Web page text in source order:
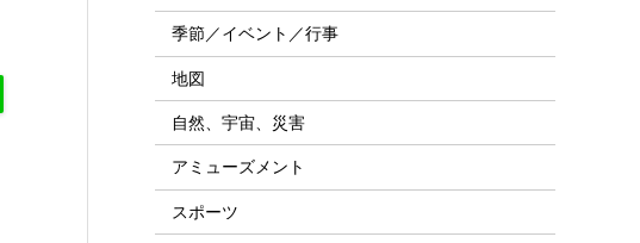
季節／イベント／行事
地図
自然、宇宙、災害
アミューズメント
スポーツ